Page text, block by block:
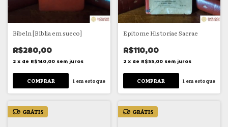
Bibeln [Bíblia em sueco]
R$280,00
2 x de R$140,00 sem juros
1 em estoque
Epitome Historiae Sacrae
R$110,00
2 x de R$55,00 sem juros
1 em estoque
GRÁTIS GRÁTIS